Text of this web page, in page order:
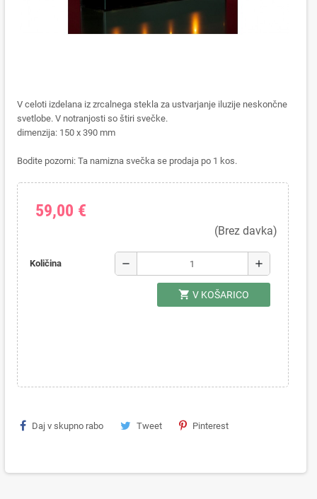
V celoti izdelana iz zrcalnega stekla za ustvarjanje iluzije neskončne
svetlobe. V notranjosti so štiri svečke.
dimenzija: 150 x 390 mm
Bodite pozorni: Ta namizna svečka se prodaja po 1 kos.
59,00 €
(Brez davka)
Količina remove add
shopping_cart V KOŠARICO
Daj v skupno rabo Tweet Pinterest